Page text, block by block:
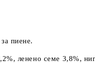
пиене.
ленено семе 3,8%,